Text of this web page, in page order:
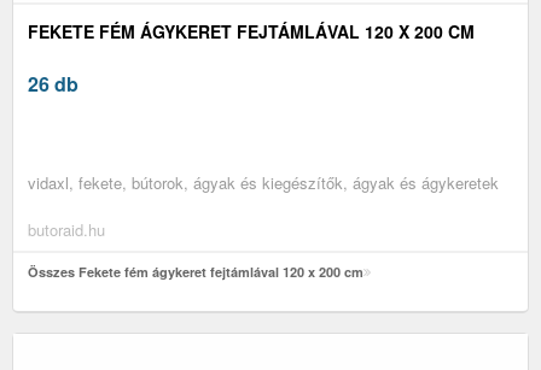
FEKETE FÉM ÁGYKERET FEJTÁMLÁVAL 120 X 200 CM
26 db
vidaxl, fekete, bútorok, ágyak és kiegészítők, ágyak és ágykeretek
butoraid.hu
Összes Fekete fém ágykeret fejtámlával 120 x 200 cm